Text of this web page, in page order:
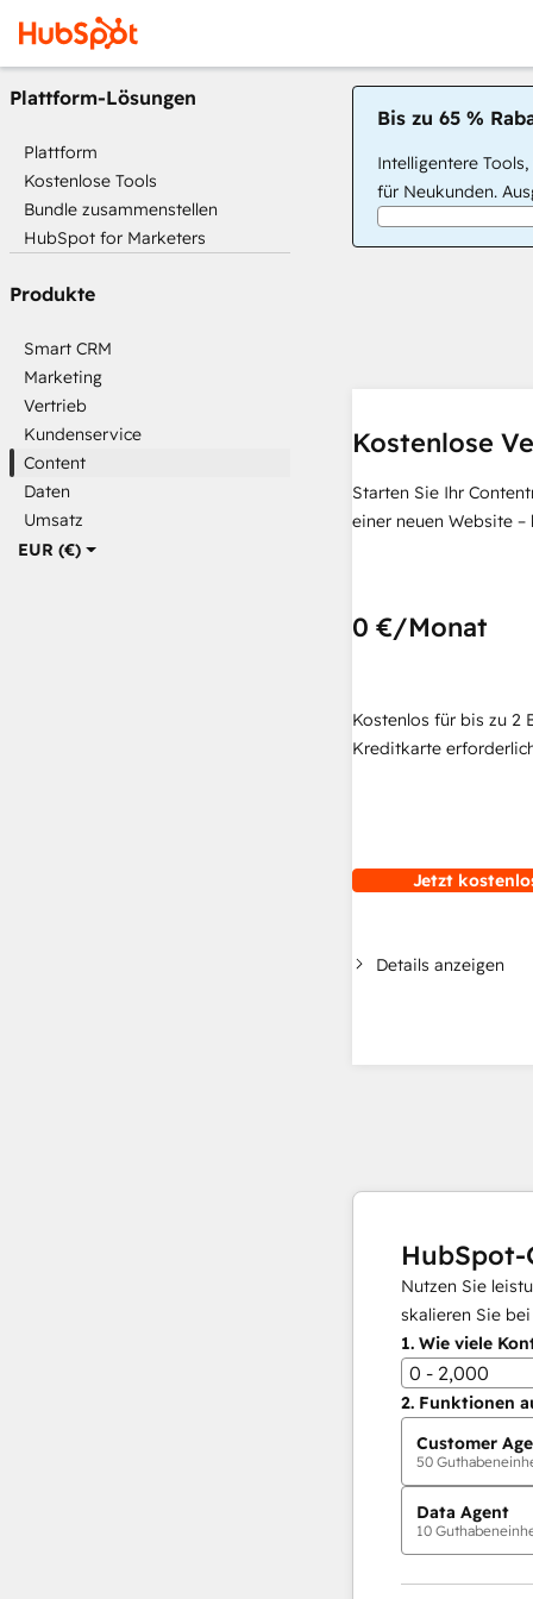
EUR (€)
Plattform-Lösungen
Plattform
Kostenlose Tools
Bundle zusammenstellen
HubSpot for Marketers
Produkte
Smart CRM
Marketing
Vertrieb
Kundenservice
Content
Daten
Umsatz
Bis zu 65 %
Intelligentere
für Neukunden.
Kostenlose
Starten Sie Ihr
einer neuen Website –
0 €/Monat
Kostenlos für bis zu 2
Kreditkarte
Jetzt
Details anzeigen
HubSpot-
Nutzen Sie
skalieren Sie
1. Wie viele
0 - 2,000
2. Funktionen
Customer
50
Data Agent
10